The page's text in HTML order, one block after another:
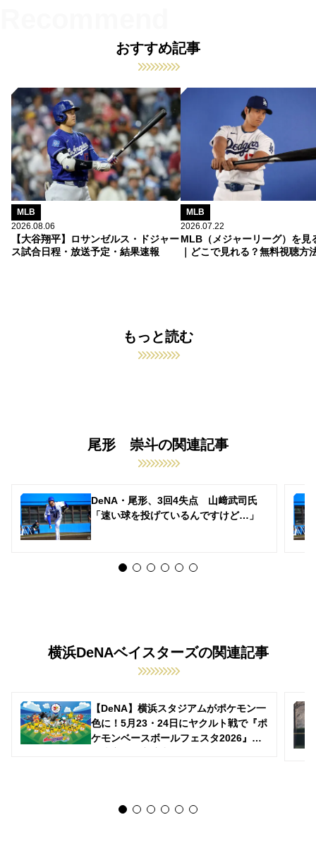
おすすめ記事
MLB
2026.08.06
【大谷翔平】ロサンゼルス・ドジャー
ス試合日程・放送予定・結果速報
MLB
2026.07.22
MLB（メジャーリーグ）を見
｜どこで見れる？無料視聴方
もっと読む
尾形 崇斗の関連記事
DeNA・尾形、3回4失点 山﨑武司氏
「速い球を投げているんですけど…」
横浜DeNAベイスターズの関連記事
【DeNA】横浜スタジアムがポケモン一
色に！5月23・24日にヤクルト戦で『ポ
ケモンベースボールフェスタ2026』開